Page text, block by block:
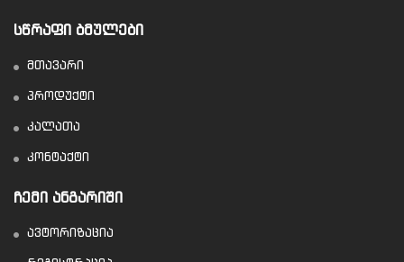
ᲡᲬᲠᲐᲤᲘ ᲑᲛᲣᲚᲔᲑᲘ
მთავარი
პროდუქტი
კალათა
კონტაქტი
ᲩᲔᲛᲘ ᲐᲜᲒᲐᲠᲘᲨᲘ
ავტორიზაცია